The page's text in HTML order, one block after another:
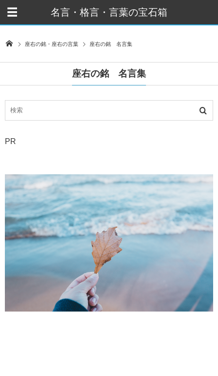
名言・格言・言葉の宝石箱
座右の銘・座右の言葉 座右の銘 名言集
座右の銘 名言集
PR